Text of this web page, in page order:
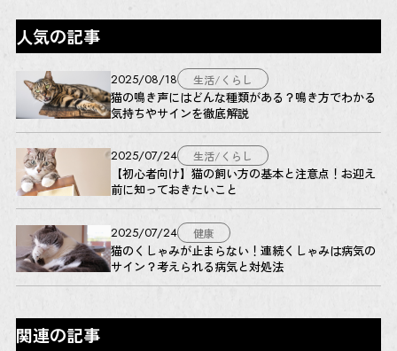
人気の記事
2025/08/18 生活/くらし
猫の鳴き声にはどんな種類がある？鳴き方でわかる
気持ちやサインを徹底解説
2025/07/24 生活/くらし
【初心者向け】猫の飼い方の基本と注意点！お迎え
前に知っておきたいこと
2025/07/24 健康
猫のくしゃみが止まらない！連続くしゃみは病気の
サイン？考えられる病気と対処法
関連の記事